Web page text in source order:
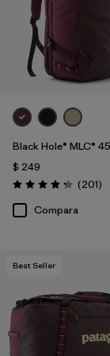
Black Hole® MLC®
$ 249
Valoración: 4.3 / 5
(201)
Compara
Best Seller